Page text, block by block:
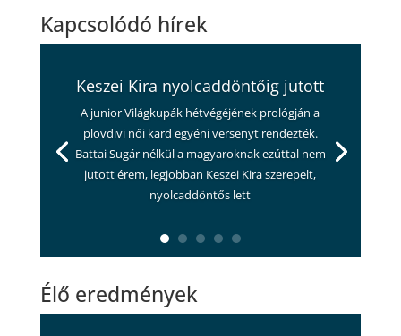
Kapcsolódó hírek
Keszei Kira nyolcaddöntőig jutott
A junior Világkupák hétvégéjének prológján a
plovdivi női kard egyéni versenyt rendezték.
Battai Sugár nélkül a magyaroknak ezúttal nem
jutott érem, legjobban Keszei Kira szerepelt,
nyolcaddöntős lett
Élő eredmények